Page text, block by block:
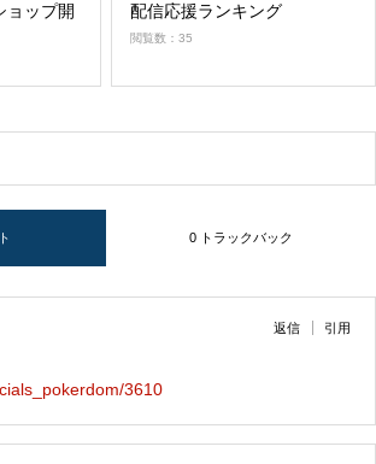
ョップ開
配信応援ランキング
閲覧数：35
0 トラックバック
返信 引用
3610